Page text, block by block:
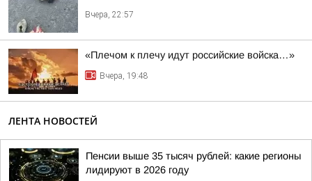
Вчера, 22:57
«Плечом к плечу идут российские войска…»
Вчера, 19:48
ЛЕНТА НОВОСТЕЙ
Пенсии выше 35 тысяч рублей: какие регионы
лидируют в 2026 году